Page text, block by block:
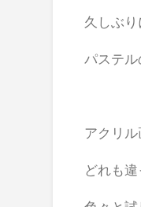
久しぶり
パステル
アクリ
どれも